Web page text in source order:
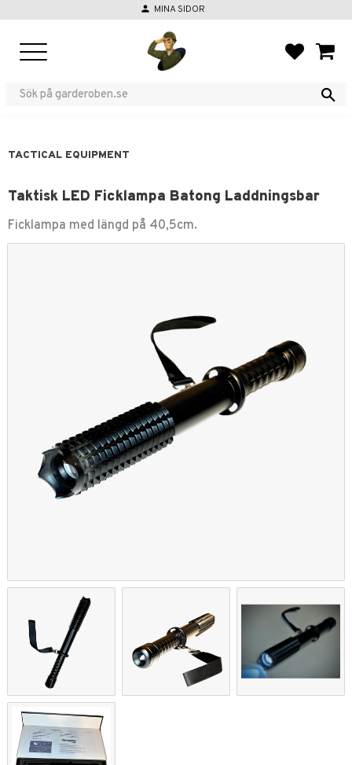
person MINA SIDOR
TACTICAL EQUIPMENT
Taktisk LED Ficklampa Batong Laddningsbar
Ficklampa med längd på 40,5cm.